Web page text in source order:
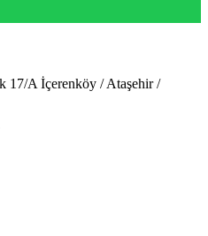
17/A İçerenköy / Ataşehir /